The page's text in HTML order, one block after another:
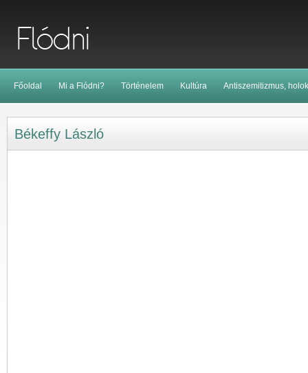
Főoldal Mi a Flódni? Történelem Kultúra Antiszemitizmus,
Békeffy László